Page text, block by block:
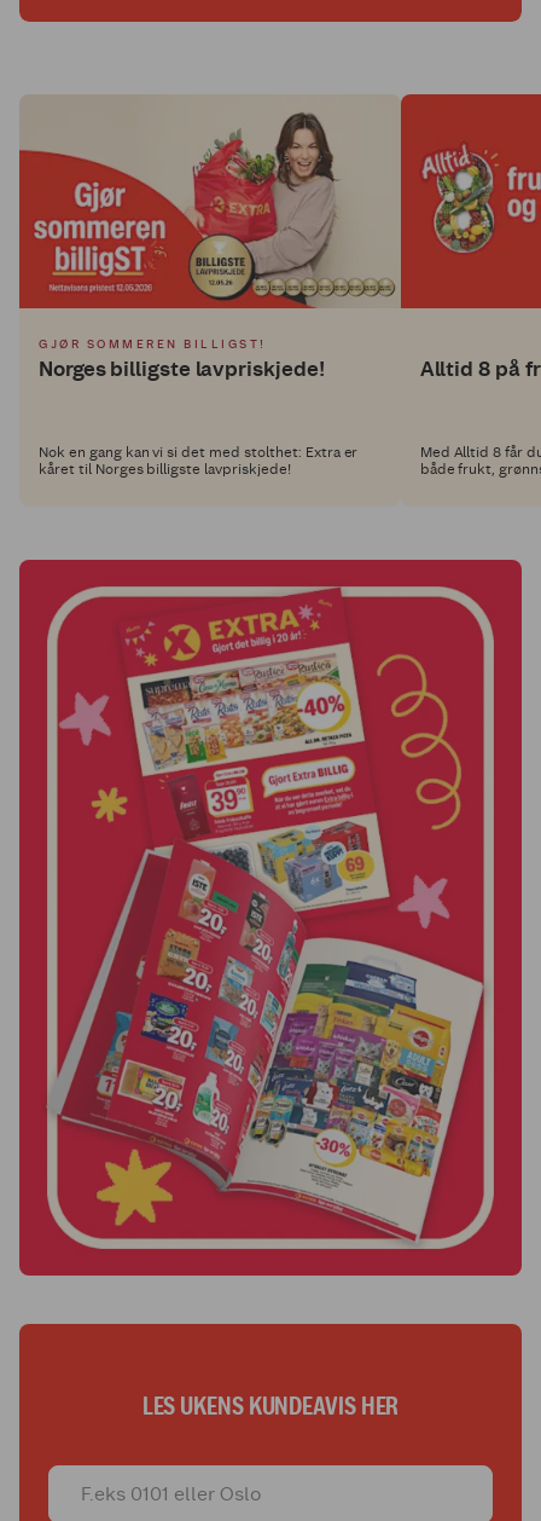
GJØR SOMMEREN BILLIGST!
Norges billigste lavpriskjede!
Nok en gang kan vi si det med stolthet: Extra er
kåret til Norges billigste lavpriskjede!
Alltid 8 på
Med Alltid 8 får
både frukt,
LES UKENS KUNDEAVIS HER